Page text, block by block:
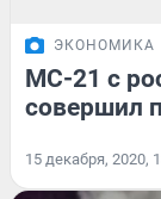
ЭКОНОМИКА
МС-21 с
совершил
15 декабря, 2020,